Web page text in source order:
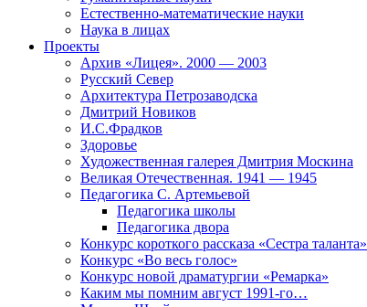
Естественно-математические науки
Наука в лицах
Проекты
Архив «Лицея». 2000 — 2003
Русский Север
Архитектура Петрозаводска
Дмитрий Новиков
И.С.Фрадков
Здоровье
Художественная галерея Дмитрия Москина
Великая Отечественная. 1941 — 1945
Педагогика С. Артемьевой
Педагогика школы
Педагогика двора
Конкурс короткого рассказа «Сестра таланта»
Конкурс «Во весь голос»
Конкурс новой драматургии «Ремарка»
Каким мы помним август 1991-го…